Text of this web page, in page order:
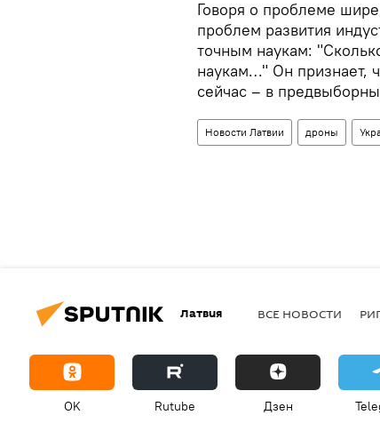
Говоря о проблеме
проблем развития
точным наукам:
наукам…" Он признает,
сейчас – в
Новости Латвии дроны
Латвия ВСЕ НОВОСТИ
OK Rutube Дзен